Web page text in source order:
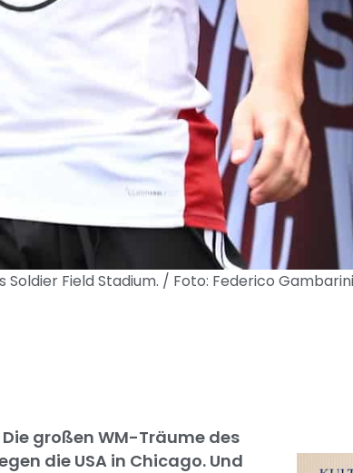
Field Stadium. / Foto: Federico
großen WM-Träume des
die USA in Chicago. Und